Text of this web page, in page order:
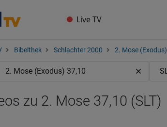
Live TV
Bibelthek Schlachter 2000 2. Mose (Exodus)
zu 2. Mose 37,10 (SLT)